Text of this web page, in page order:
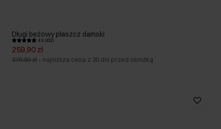
Długi beżowy płaszcz damski
4.9 (452)
259,90 zł
379,90 zł - najniższa cena z 30 dni przed obniżką